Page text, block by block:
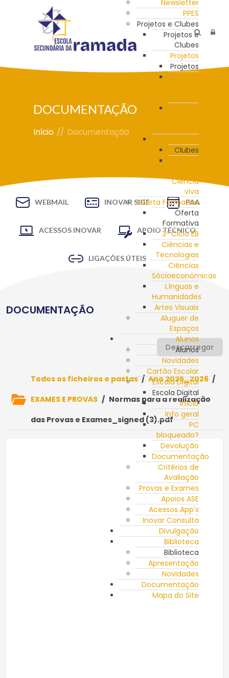
Newsletter
PPES
Projetos e Clubes
Projetos e
Clubes
Projetos
Projetos
Clubes
Ciência
viva
Oferta Formativa
Oferta
Formativa
3º Ciclo EB
Ciências e
Tecnologias
Ciências
Sócioeconómicas
Línguas e
Humanidades
Artes Visuais
Aluguer de
Espaços
Alunos
Alunos
Novidades
Cartão Escolar
Escola Digital
Escola Digital
Início
Info geral
PC
bloqueado?
Devolução
Documentação
Critérios de
Avaliação
Provas e Exames
Apoios ASE
Acessos App's
Inovar Consulta
Divulgação
Biblioteca
Biblioteca
Apresentação
Novidades
Documentação
Mapa do Site
DOCUMENTAÇÃO
Início // Documentação
WEBMAIL INOVAR SIGE PAA
ACESSOS INOVAR APOIO TÉCNICO
LIGAÇÕES ÚTEIS
DOCUMENTAÇÃO
Descarregar
Todos os ficheiros e pastas / Ano 2025_2026 /
EXAMES E PROVAS / Normas para a realização
das Provas e Exames_signed (3).pdf